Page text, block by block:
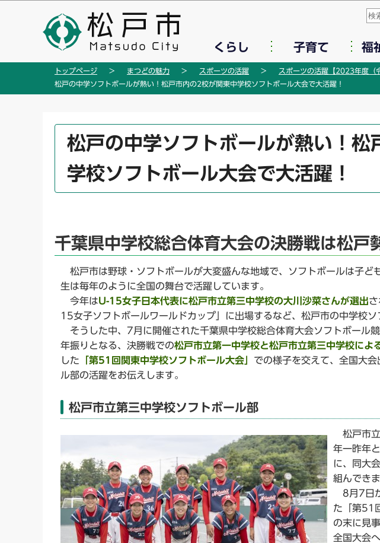
先
この
くらし 子育て 福
トップページ まつどの魅力 スポーツの活躍
スポーツの活躍【2023年度（
松戸の中学ソフトボールが熱い！松戸市内の2校が関東中学校ソフトボール大会で大活躍！
か
松戸の中学ソフトボールが熱い！松
学校ソフトボール大会で大活躍！
千葉県中学校総合体育大会の決勝戦は松戸
松戸市は野球・ソフトボールが大変盛んな地域で、ソフトボールは子ど
生は毎年のように全国の舞台で活躍しています。
今年はU-15女子日本代表に松戸市立第三中学校の大川沙菜さんが選出
15女子ソフトボールワールドカップ」に出場するなど、松戸市の中学校ソ
そうした中、7月に開催された千葉県中学校総合体育大会ソフトボール
年振りとなる、決勝戦での松戸市立第一中学校と松戸市立第三中学校によ
した 「第51回関東中学校ソフトボール大会」 での様子を交えて、全国大
ル部の活躍をお伝えします。
松戸市立第三中学校ソフトボール部
松戸市立
年一昨年
に、同大
組んできま
8月7日
た「第51
の末に見
全国大会